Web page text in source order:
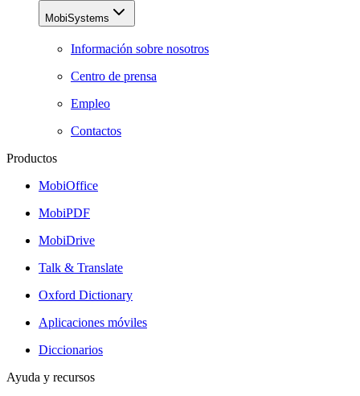
MobiSystems
Información sobre nosotros
Centro de prensa
Empleo
Contactos
Productos
MobiOffice
MobiPDF
MobiDrive
Talk & Translate
Oxford Dictionary
Aplicaciones móviles
Diccionarios
Ayuda y recursos